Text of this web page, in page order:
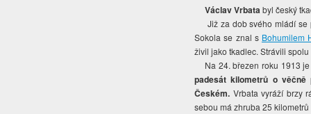
Václav Vrbatabyl český
Již za dob svého mládí se
Sokola se znal s Bohumilem
živil jako tkadlec. Strávili
Na 24. březen roku 1913
padesát kilometrů o
Českém. Vrbata vyráží brzy
sebou má zhruba 25